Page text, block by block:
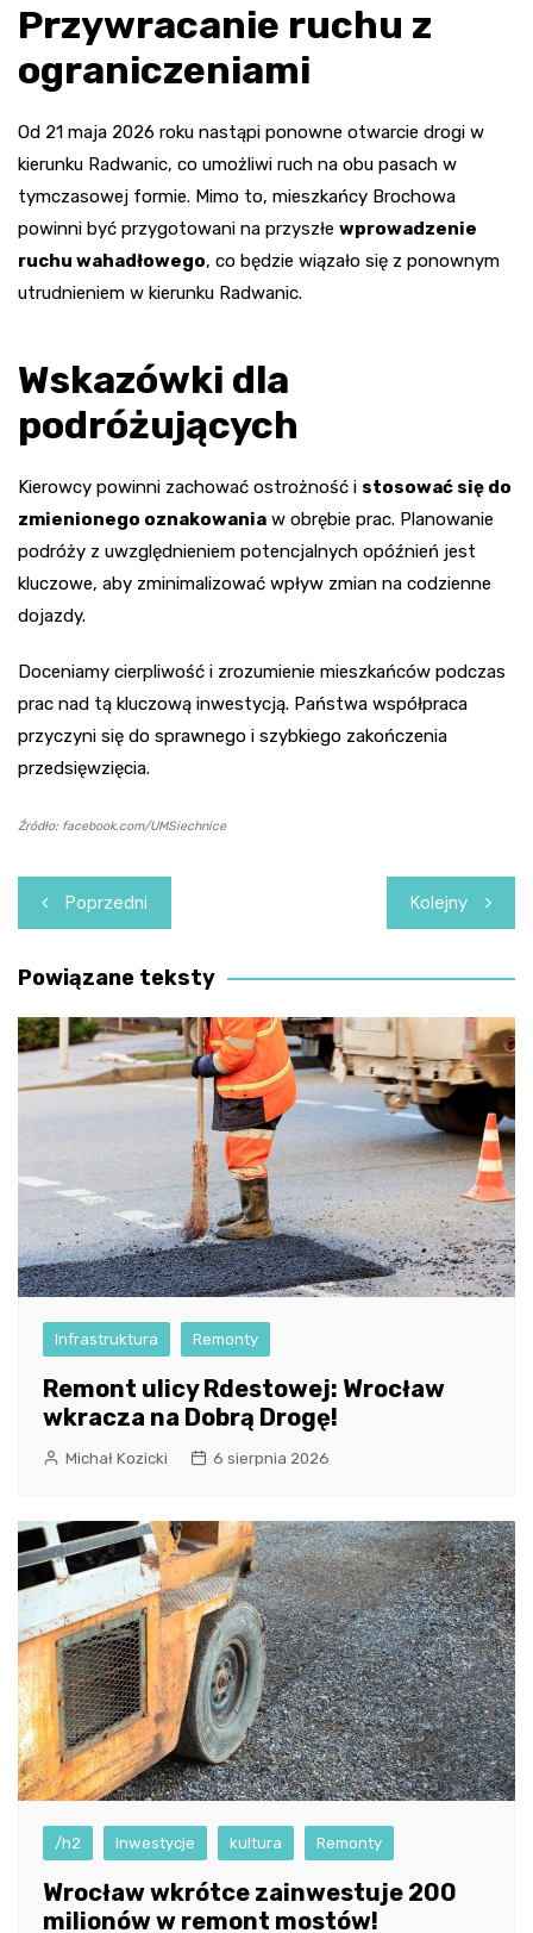
Przywracanie ruchu z
ograniczeniami
Od 21 maja 2026 roku nastąpi ponowne otwarcie drogi w
kierunku Radwanic, co umożliwi ruch na obu pasach w
tymczasowej formie. Mimo to, mieszkańcy Brochowa
powinni być przygotowani na przyszłe wprowadzenie
ruchu wahadłowego, co będzie wiązało się z ponownym
utrudnieniem w kierunku Radwanic.
Wskazówki dla
podróżujących
Kierowcy powinni zachować ostrożność i stosować się do
zmienionego oznakowania w obrębie prac. Planowanie
podróży z uwzględnieniem potencjalnych opóźnień jest
kluczowe, aby zminimalizować wpływ zmian na codzienne
dojazdy.
Doceniamy cierpliwość i zrozumienie mieszkańców podczas
prac nad tą kluczową inwestycją. Państwa współpraca
przyczyni się do sprawnego i szybkiego zakończenia
przedsięwzięcia.
Źródło: facebook.com/UMSiechnice
Nawigacja
wpisu
Poprzedni Kolejny
Powiązane teksty
Infrastruktura Remonty
Remont ulicy Rdestowej: Wrocław
wkracza na Dobrą Drogę!
Michał Kozicki 6 sierpnia 2026
/h2 Inwestycje kultura Remonty
Wrocław wkrótce zainwestuje 200
milionów w remont mostów!